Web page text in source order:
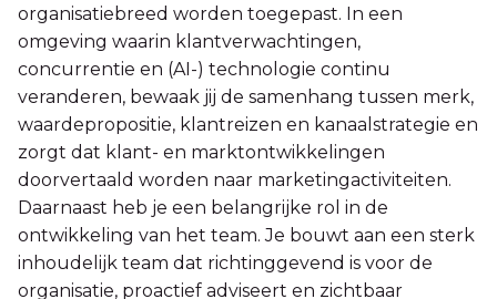
organisatiebreed worden toegepast. In een
omgeving waarin klantverwachtingen,
concurrentie en (AI-) technologie continu
veranderen, bewaak jij de samenhang tussen merk,
waardepropositie, klantreizen en kanaalstrategie en
zorgt dat klant- en marktontwikkelingen
doorvertaald worden naar marketingactiviteiten.
Daarnaast heb je een belangrijke rol in de
ontwikkeling van het team. Je bouwt aan een sterk
inhoudelijk team dat richtinggevend is voor de
organisatie, proactief adviseert en zichtbaar